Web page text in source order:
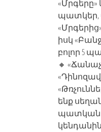
պատկեր,
իսկ
բոլոր 5
🔸
ենք